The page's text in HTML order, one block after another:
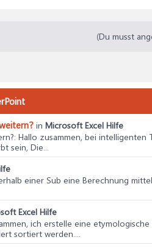
(Du musst
in Microsoft Excel Hilfe
: Hallo zusammen, bei intelligenten
sein, Die...
einer Sub eine Berechnung
Excel Hilfe
ich erstelle eine
sortiert werden....